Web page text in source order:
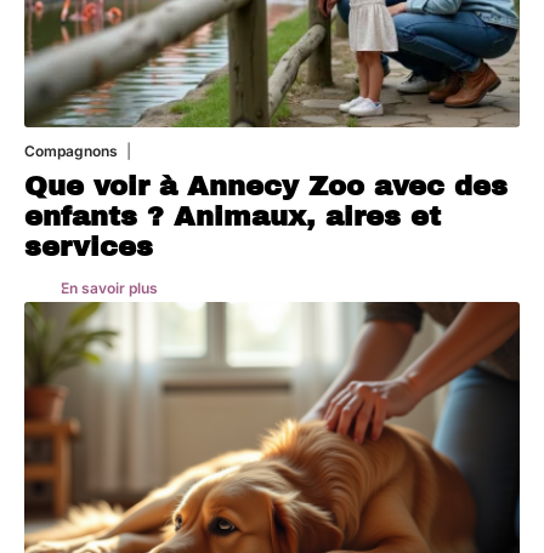
Compagnons
Que voir à Annecy Zoo avec des
enfants ? Animaux, aires et
services
En savoir plus